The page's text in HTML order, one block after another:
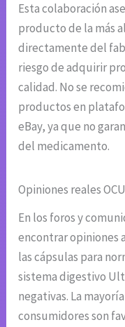
Esta colaboración
producto de la más
directamente del
riesgo de adquirir
calidad. No se
productos en
eBay, ya que no
del medicamento.
Opiniones reales
En los foros y
encontrar opiniones
las cápsulas para
sistema digestivo
negativas. La
consumidores son